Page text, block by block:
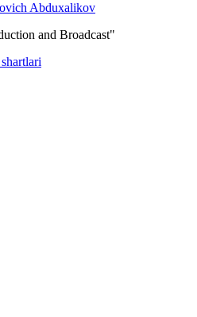
Abduxalikov
and Broadcast"